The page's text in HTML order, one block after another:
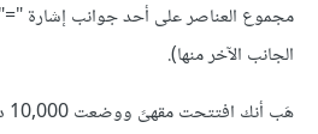
مجموع العناصر على أحد جوانب إشارة
الجانب الآخر منها).
هَب أنك افتتحت مقهىً ووضعت 10,000 دولار في ذلك